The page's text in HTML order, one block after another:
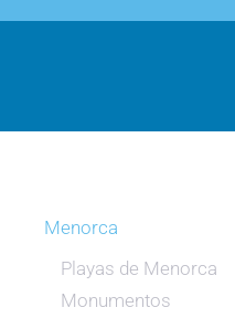
Menorca
Playas de Menorca
Monumentos